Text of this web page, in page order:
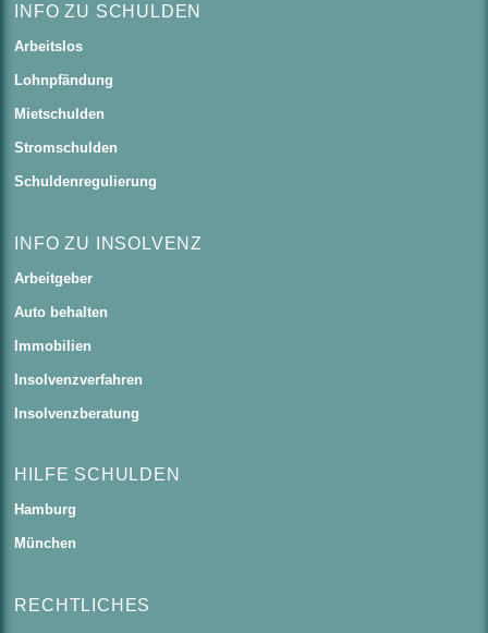
INFO ZU SCHULDEN
Arbeitslos
Lohnpfändung
Mietschulden
Stromschulden
Schuldenregulierung
INFO ZU INSOLVENZ
Arbeitgeber
Auto behalten
Immobilien
Insolvenzverfahren
Insolvenzberatung
HILFE SCHULDEN
Hamburg
München
RECHTLICHES